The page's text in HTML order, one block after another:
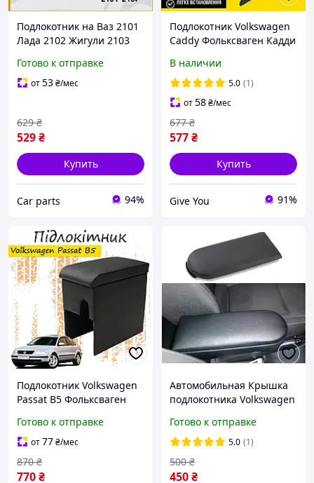
Подлокотник на Ваз 2101
Лада 2102 Жигули 2103
бокс бар
Готово к отправке
от53₴/мес
529₴
629 ₴
Купить
Сar parts 94%
Подлокотник Volkswagen
Caddy Фольксваген Кадди
бардачок тюнинг салона
Tuning аксессуары
В наличии
5.0 (1)
от58₴/мес
577₴
677 ₴
Купить
Give You 91%
Подлокотник Volkswagen
Passat B5 Фольксваген
тюнинг салона обвес Бокс
бардачок Tuning Акс
Готово к отправке
от77₴/мес
770₴
870 ₴
Автомобильная Крышка
подлокотника Volkswagen
2005, BORA , SKODA
OCTAVIA I 1996-2010
Черного цвета
Готово к отправке
5.0 (1)
450₴
500 ₴